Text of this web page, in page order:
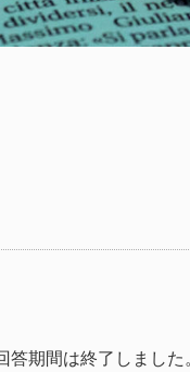
答期間は終了しました